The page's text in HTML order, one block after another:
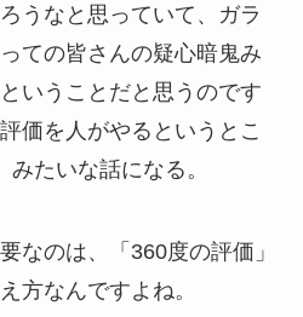
うなと思っていて、ガラ
ての皆さんの疑心暗鬼み
いうことだと思うのです
価を人がやるというとこ
たいな話になる。
のは、「360度の評価」
方なんですよね。